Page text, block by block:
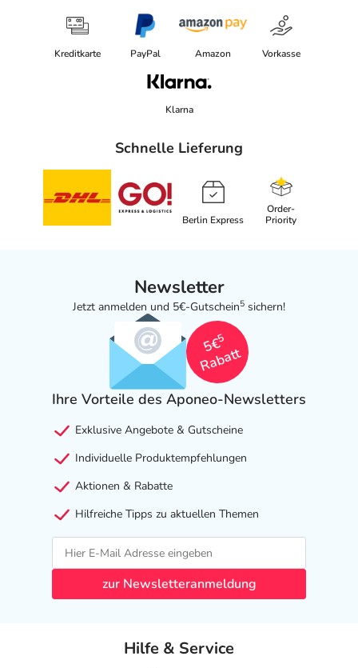
Kreditkarte PayPal Amazon Vorkasse
Klarna
Schnelle Lieferung
Berlin Express
Order-
Priority
Newsletter
Jetzt anmelden und 5€-Gutschein5 sichern!
5€
5
Rabatt
Ihre Vorteile des Aponeo-Newsletters
Exklusive Angebote & Gutscheine
Individuelle Produktempfehlungen
Aktionen & Rabatte
Hilfreiche Tipps zu aktuellen Themen
zur Newsletteranmeldung
Hilfe & Service